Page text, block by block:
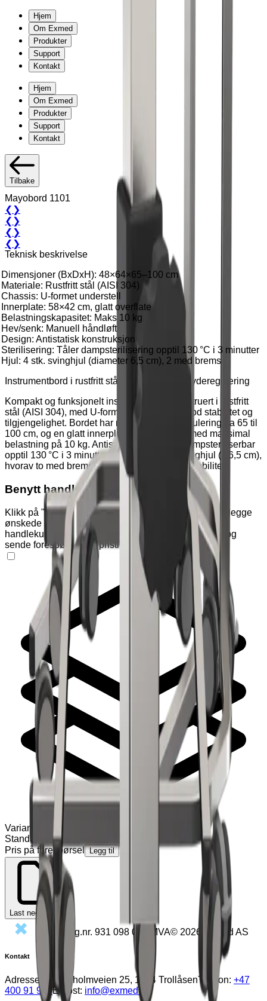
Hjem
Om Exmed
Produkter
Support
Kontakt
Hjem
Om Exmed
Produkter
Support
Kontakt
Tilbake
Mayobord 1101
❮ ❯
❮ ❯
❮ ❯
❮ ❯
Teknisk beskrivelse
Dimensjoner (BxDxH): 48×64×65–100 cm
Materiale: Rustfritt stål (AISI 304)
Chassis: U-formet understell
Innerplate: 58×42 cm, glatt overflate
Belastningskapasitet: Maks 10 kg
Hev/senk: Manuell håndløft
Design: Antistatisk konstruksjon
Sterilisering: Tåler dampsterilisering opptil 130 °C i 3 minutter
Hjul: 4 stk. svinghjul (diameter 6,5 cm), 2 med brems
Instrumentbord i rustfritt stål med manuell høyderegulering
Kompakt og funksjonelt instrumentbord konstruert i rustfritt
stål (AISI 304), med U-formet understell for god stabilitet og
tilgjengelighet. Bordet har manuell høyderegulering fra 65 til
100 cm, og en glatt innerplate på 58×42 cm med maksimal
belastning på 10 kg. Antistatisk design og dampsteriliserbar
opptil 130 °C i 3 minutter. Utstyrt med fire svinghjul (Ø6,5 cm),
hvorav to med brems, for sikker og fleksibel mobilitet.
Benytt handlekurven
Klikk på "Varianter" og "Tilleggsutstyr" nedenfor for å legge
ønskede produkter i handlekurven. Klikk deretter på
handlekurv-ikonet øverst på siden for å se produkter og
sende forespørsel om pristilbud eller bestilling.
Varianter
Standard
Pris på forespørsel Legg til
Last ned PDF
Org.nr. 931 098 020 MVA© 2026 Exmed AS
Kontakt
Adresse: Rosenholmveien 25, 1414 TrollåsenTelefon: +47
400 91 900E-post: info@exmed.no